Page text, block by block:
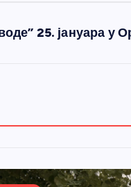
25. јануара у